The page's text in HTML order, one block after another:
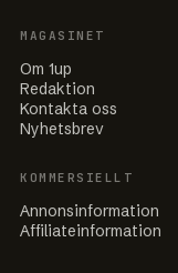
MAGASINET
Om 1up
Redaktion
Kontakta oss
Nyhetsbrev
KOMMERSIELLT
Annonsinformation
Affiliateinformation